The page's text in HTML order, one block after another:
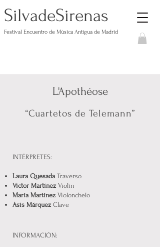
SilvadeSirenas
Festival Encuentro de Música Antigua de Madrid
L'Apothéose
“Cuartetos de Telemann”
INTÉRPRETES:
Laura Quesada Traverso
Víctor Martínez Violín
María Martínez Violonchelo
Asís Márquez Clave
INFORMACIÓN: